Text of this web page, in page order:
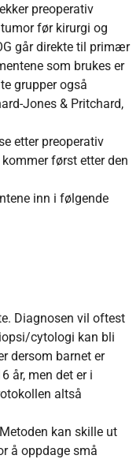
preoperativ
før kirurgi og
går direkte til primær
som brukes er
grupper også
Jones & Pritchard,
etter preoperativ
først etter den
inn i følgende
Diagnosen vil oftest
cytologi kan bli
dersom barnet er
år, men det er i
altså
kan skille ut
å oppdage små